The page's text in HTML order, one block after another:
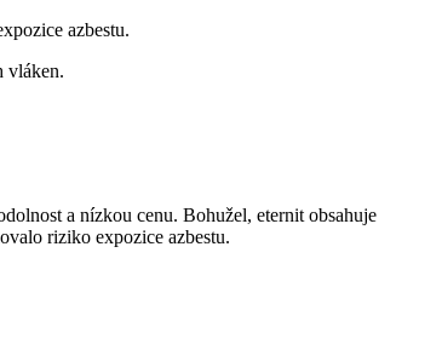
azbestu.
vláken.
a nízkou cenu. Bohužel, eternit obsahuje
riziko expozice azbestu.